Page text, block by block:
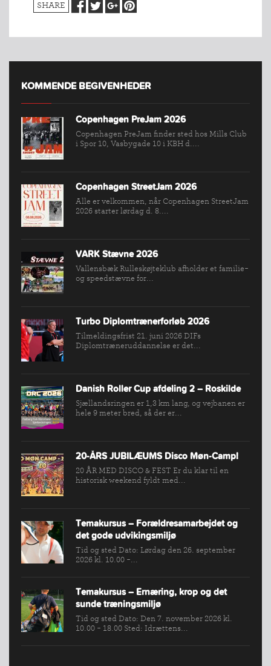
INDMELDELSE
BREDDEPULJE
FIND
KLUB
SPORTSGRENE
VÆRKTØJSKASSEN
KONKURRENCER
SHARE
KOMMENDE BEGIVENHEDER
Copenhagen PreJam 2026
Copenhagen PreJam finder sted hos Mills Club
i Spor 10, Vasbygade 10 i KBH d....
Copenhagen StreetJam 2026
Alle er velkommen, når Copenhagen StreetJam
2026 starter lørdag d. 8....
VARK Stævne 2026
Vallensbæk Rulleskøjteklub afholder et familie-
og speedstævne for...
Turbo Diplomtrænerforløb 2026
Tilmeldingsfrist 21. juni 2026 DIFs
Diplomtræneruddannelse er det...
Danish Roller Cup afdeling 2 – Roskilde
Sjællandsringen er 1,3 km lang, og vejbanen er
hele 9 meter bred, så der er...
20-ÅRS JUBILÆUMS Disco Møn-Camp!
20 ÅR MED DISCO & FEST Er du klar til en
historisk weekend fyldt med...
Temakursus – Forældresamarbejdet og
det gode udvikingsmiljø
Tid og sted Dato: Lørdag den 26. september
2026 kl. 10.00 -...
Temakursus – Ernæring, krop og det
sunde træningsmiljø
Tid og sted Dato: Den 7. november 2026 kl.
10.00 - 18.00 Sted: Idrættens...